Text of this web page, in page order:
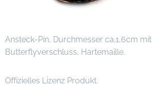
Ansteck-Pin, Durchmesser ca.1,6cm mit
Butterflyverschluss, Hartemaille.
Offizielles Lizenz Produkt.